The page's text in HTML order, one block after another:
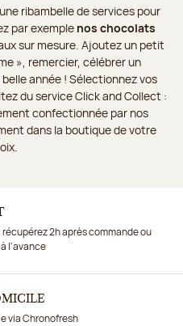
ribambelle de services pour
par exemple nos chocolats
sur mesure. Ajoutez un petit
», remercier, célébrer un
année ! Sélectionnez vos
du service Click and Collect :
confectionnée par nos
dans la boutique de votre
2h après commande ou
l'avance
via Chronofresh